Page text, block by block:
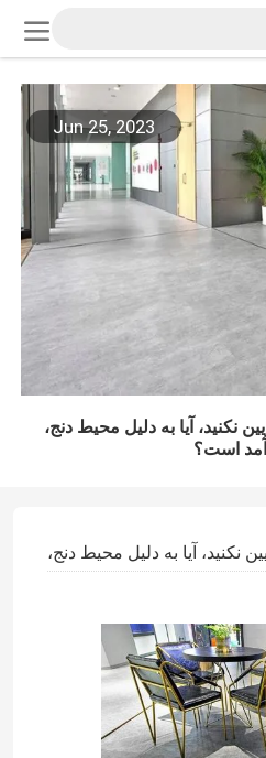
Jun 25, 2023
نکنید، آیا به دلیل محیط دنج،
است؟
نکنید، آیا به دلیل محیط دنج،